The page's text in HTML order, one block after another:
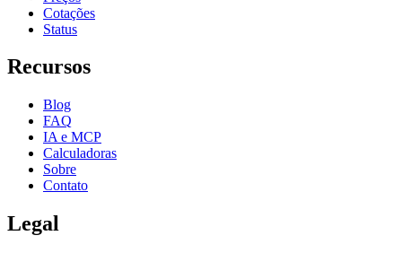
Cotações
Status
Recursos
Blog
FAQ
IA e MCP
Calculadoras
Sobre
Contato
Legal